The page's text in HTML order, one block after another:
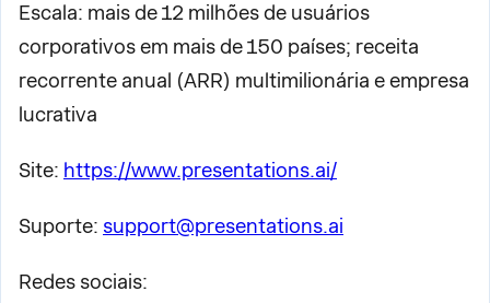
Escala: mais de 12 milhões de usuários
corporativos em mais de 150 países; receita
recorrente anual (ARR) multimilionária e empresa
lucrativa
Site: https://www.presentations.ai/
Suporte: support@presentations.ai
Redes sociais: